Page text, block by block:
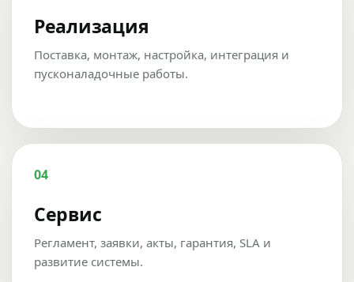
Реализация
Поставка, монтаж, настройка, интеграция и
пусконаладочные работы.
04
Сервис
Регламент, заявки, акты, гарантия, SLA и
развитие системы.